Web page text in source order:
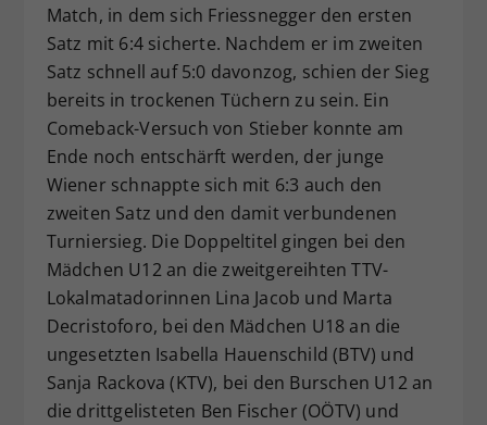
Match, in dem sich Friessnegger den ersten
Satz mit 6:4 sicherte. Nachdem er im zweiten
Satz schnell auf 5:0 davonzog, schien der Sieg
bereits in trockenen Tüchern zu sein. Ein
Comeback-Versuch von Stieber konnte am
Ende noch entschärft werden, der junge
Wiener schnappte sich mit 6:3 auch den
zweiten Satz und den damit verbundenen
Turniersieg. Die Doppeltitel gingen bei den
Mädchen U12 an die zweitgereihten TTV-
Lokalmatadorinnen Lina Jacob und Marta
Decristoforo, bei den Mädchen U18 an die
ungesetzten Isabella Hauenschild (BTV) und
Sanja Rackova (KTV), bei den Burschen U12 an
die drittgelisteten Ben Fischer (OÖTV) und